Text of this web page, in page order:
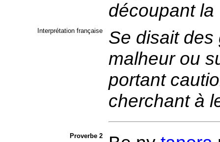
découpant
Interprétation française
Se disait
malheur ou
portant
cherchant à
Proverbe 2